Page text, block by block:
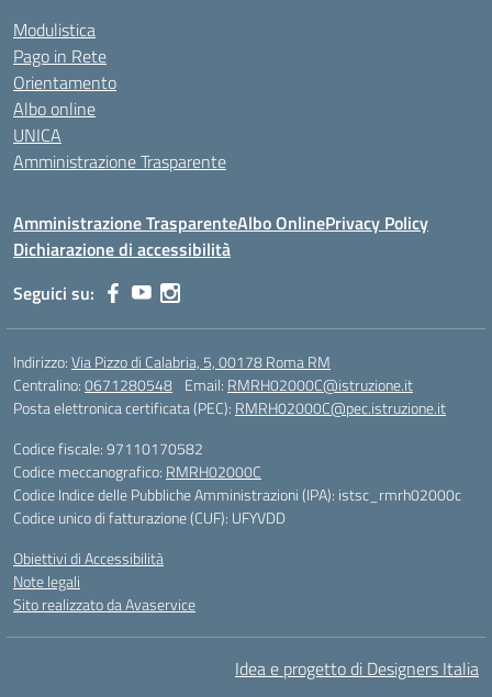
Modulistica
Pago in Rete
Orientamento
Albo online
UNICA
Amministrazione Trasparente
Amministrazione TrasparenteAlbo OnlinePrivacy Policy
Dichiarazione di accessibilità
Seguici su:
Indirizzo:Via Pizzo di Calabria, 5, 00178 Roma RM
Centralino:0671280548 Email: RMRH02000C@istruzione.it
Posta elettronica certificata (PEC): RMRH02000C@pec.istruzione.it
Codice fiscale: 97110170582
Codice meccanografico: RMRH02000C
Codice Indice delle Pubbliche Amministrazioni (IPA): istsc_rmrh02000c
Codice unico di fatturazione (CUF): UFYVDD
Obiettivi di Accessibilità
Note legali
Sito realizzato da Avaservice
Idea e progetto di Designers Italia